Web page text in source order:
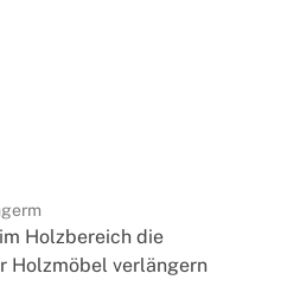
Holzbereich die
Holzmöbel verlängern